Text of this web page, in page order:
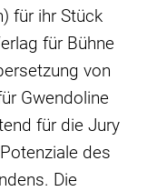
für ihr Stück
für Bühne
von
Gwendoline
für die Jury
des
Die